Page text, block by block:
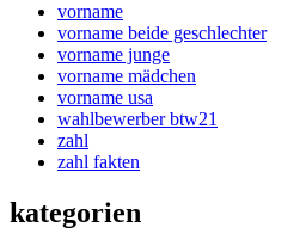
vorname
vorname beide geschlechter
vorname junge
vorname mädchen
vorname usa
wahlbewerber btw21
zahl
zahl fakten
kategorien